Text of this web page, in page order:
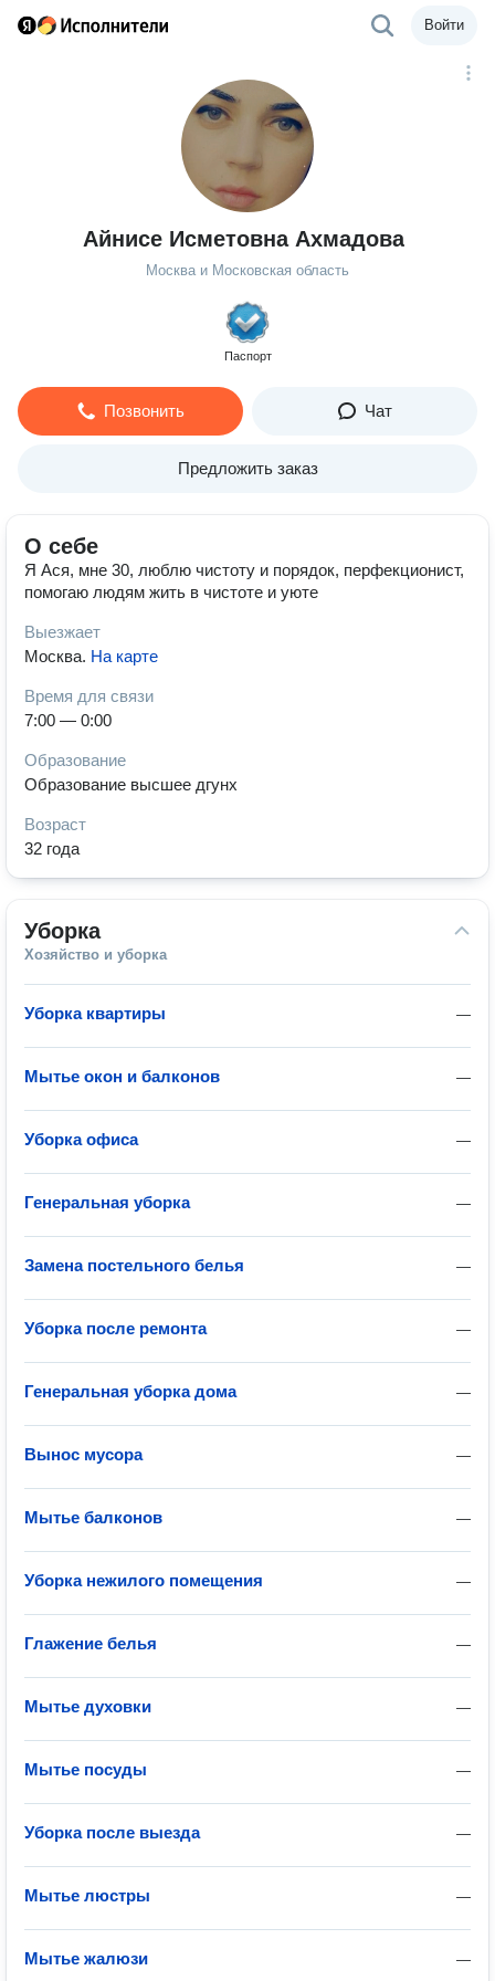
Войти
Айнисе Исметовна Ахмадова
Москва и Московская область
Паспорт
Позвонить Чат
Предложить заказ
О себе
Я Ася, мне 30, люблю чистоту и порядок, перфекционист,
помогаю людям жить в чистоте и уюте
Выезжает
Москва. На карте
Время для связи
7:00 — 0:00
Образование
Образование высшее дгунх
Возраст
32 года
Уборка
Хозяйство и уборка
—
Уборка квартиры
—
Мытье окон и балконов
—
Уборка офиса
—
Генеральная уборка
—
Замена постельного белья
—
Уборка после ремонта
—
Генеральная уборка дома
—
Вынос мусора
—
Мытье балконов
—
Уборка нежилого помещения
—
Глажение белья
—
Мытье духовки
—
Мытье посуды
—
Уборка после выезда
—
Мытье люстры
—
Мытье жалюзи